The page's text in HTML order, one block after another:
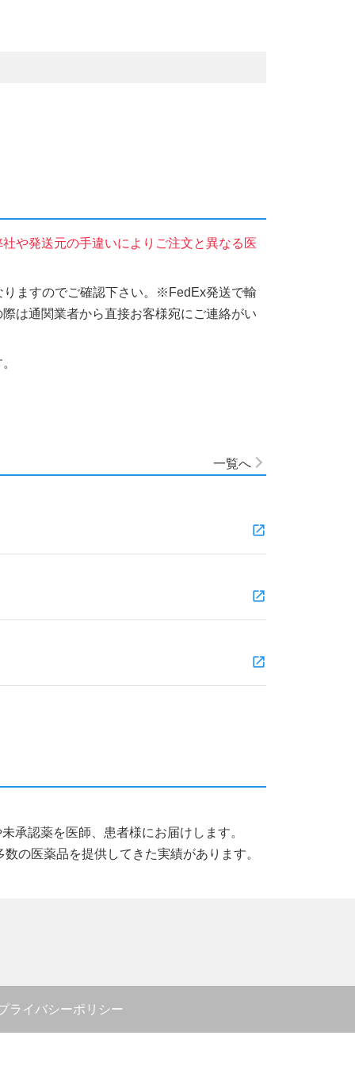
や発送元の手違いによりご注文と異なる医
ますのでご確認下さい。※FedEx発送で輸
は通関業者から直接お客様宛にご連絡がい
一覧へ
承認薬を医師、患者様にお届けします。
の医薬品を提供してきた実績があります。
ライバシーポリシー